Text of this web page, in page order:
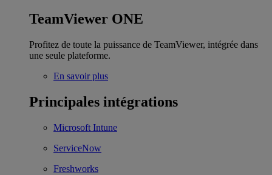
TeamViewer ONE
Profitez de toute la puissance de TeamViewer, intégrée dans
une seule plateforme.
En savoir plus
Principales intégrations
Microsoft Intune
ServiceNow
Freshworks